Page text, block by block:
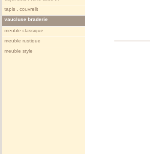
tapis . couvrelit
vaucluse braderie
meuble classique
meuble rustique
meuble style